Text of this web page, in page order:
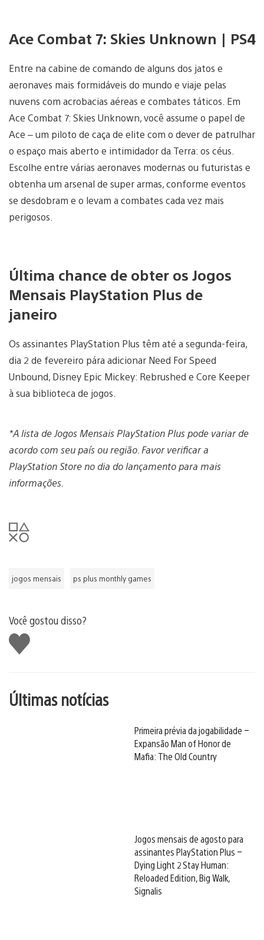
Ace Combat 7: Skies Unknown | PS4
Entre na cabine de comando de alguns dos jatos e
aeronaves mais formidáveis do mundo e viaje pelas
nuvens com acrobacias aéreas e combates táticos. Em
Ace Combat 7: Skies Unknown, você assume o papel de
Ace – um piloto de caça de elite com o dever de patrulhar
o espaço mais aberto e intimidador da Terra: os céus.
Escolhe entre várias aeronaves modernas ou futuristas e
obtenha um arsenal de super armas, conforme eventos
se desdobram e o levam a combates cada vez mais
perigosos.
Última chance de obter os Jogos
Mensais PlayStation Plus de
janeiro
Os assinantes PlayStation Plus têm até a segunda-feira,
dia 2 de fevereiro pára adicionar Need For Speed
Unbound, Disney Epic Mickey: Rebrushed e Core Keeper
à sua biblioteca de jogos.
*A lista de Jogos Mensais PlayStation Plus pode variar de
acordo com seu país ou região. Favor verificar a
PlayStation Store no dia do lançamento para mais
informações.
jogos mensais ps plus monthly games
Você gostou disso?
Curtir
Últimas notícias
Primeira prévia da jogabilidade –
Expansão Man of Honor de
Mafia: The Old Country
Jogos mensais de agosto para
assinantes PlayStation Plus –
Dying Light 2 Stay Human:
Reloaded Edition, Big Walk,
Signalis